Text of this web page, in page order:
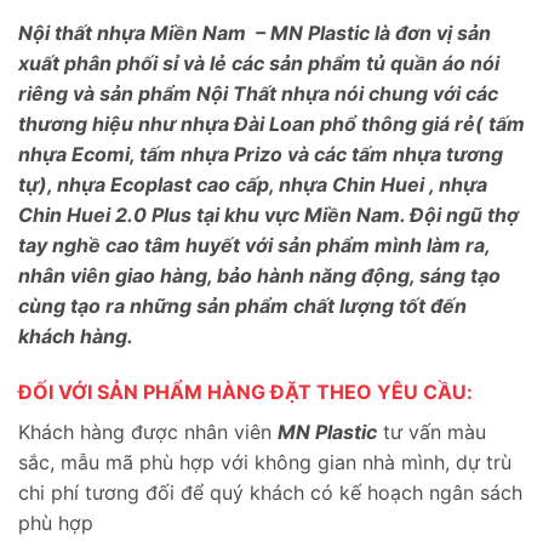
Nội thất nhựa Miền Nam – MN Plastic là đơn vị sản
xuất phân phối sỉ và lẻ các sản phẩm tủ quần áo nói
riêng và sản phẩm Nội Thất nhựa nói chung với các
thương hiệu như nhựa Đài Loan phổ thông giá rẻ( tấm
nhựa Ecomi, tấm nhựa Prizo và các tấm nhựa tương
tự), nhựa Ecoplast cao cấp, nhựa Chin Huei , nhựa
Chin Huei 2.0 Plus tại khu vực Miền Nam. Đội ngũ thợ
tay nghề cao tâm huyết với sản phẩm mình làm ra,
nhân viên giao hàng, bảo hành năng động, sáng tạo
cùng tạo ra những sản phẩm chất lượng tốt đến
khách hàng.
ĐỐI VỚI SẢN PHẨM HÀNG ĐẶT THEO YÊU CẦU:
Khách hàng được nhân viên MN Plastic tư vấn màu
sắc, mẫu mã phù hợp với không gian nhà mình, dự trù
chi phí tương đối để quý khách có kế hoạch ngân sách
phù hợp